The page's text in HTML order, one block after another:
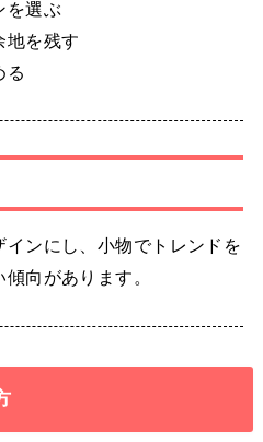
を選ぶ
地を残す
る
ンにし、小物でトレンドを
向があります。